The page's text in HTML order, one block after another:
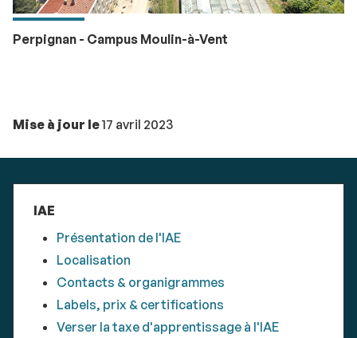
Perpignan - Campus Moulin-à-Vent
Mise à jour le17 avril 2023
IAE
Présentation de l'IAE
Localisation
Contacts & organigrammes
Labels, prix & certifications
Verser la taxe d'apprentissage à l'IAE